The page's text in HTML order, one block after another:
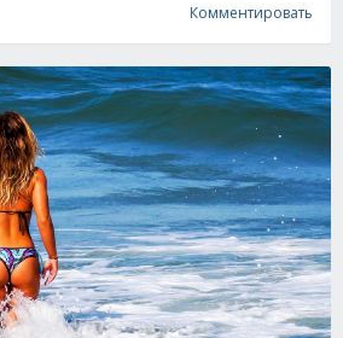
Комментировать